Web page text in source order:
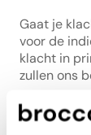
Gaat je
voor de
klacht in
zullen ons
We nemen
bewaren ze